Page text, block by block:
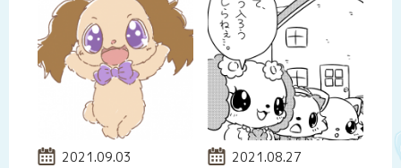
投稿日:
2021.09.03 投稿日:
2021.08.27